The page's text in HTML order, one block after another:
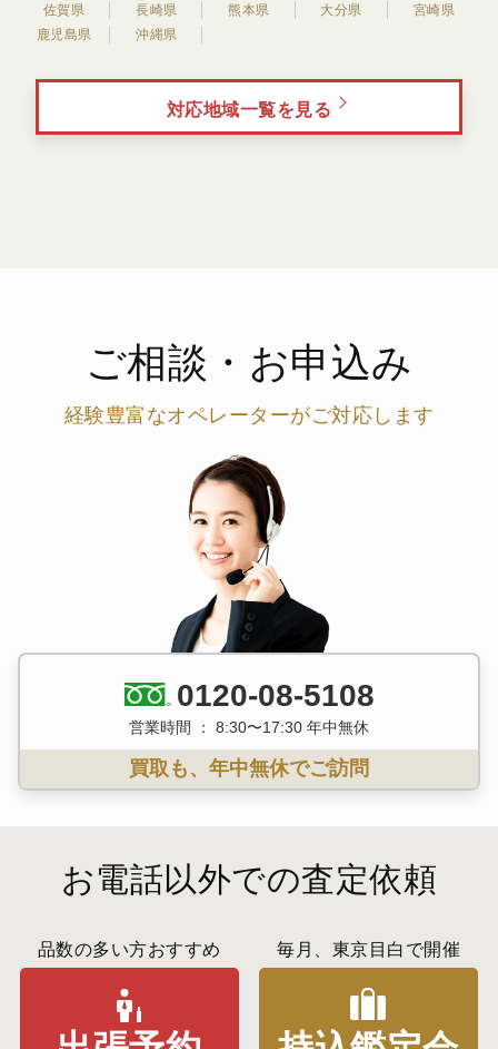
佐賀県
長崎県 熊本県 大分県
宮崎県
鹿児島県
沖縄県
対応地域一覧を見る
ご相談・お申込み
経験豊富なオペレーターがご対応します
0120-08-5108
営業時間 ： 8:30〜17:30 年中無休
買取も、年中無休でご訪問
お電話以外での査定依頼
品数の多い方おすすめ 毎月、東京目白で開催